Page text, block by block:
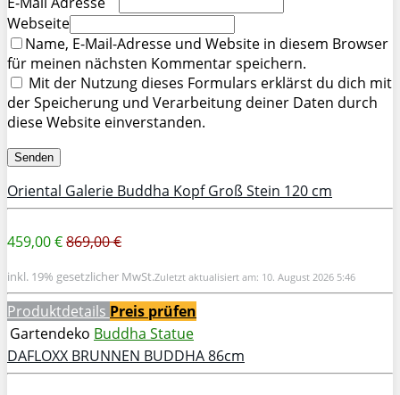
Webseite
Name, E-Mail-Adresse und Website in diesem Browser
für meinen nächsten Kommentar speichern.
Mit der Nutzung dieses Formulars erklärst du dich mit
der Speicherung und Verarbeitung deiner Daten durch
diese Website einverstanden.
Oriental Galerie Buddha Kopf Groß Stein 120 cm
459,00 €869,00 €
inkl. 19% gesetzlicher MwSt.Zuletzt aktualisiert am: 10. August 2026 5:46
Produktdetails Preis prüfen
Gartendeko Buddha Statue
DAFLOXX BRUNNEN BUDDHA 86cm